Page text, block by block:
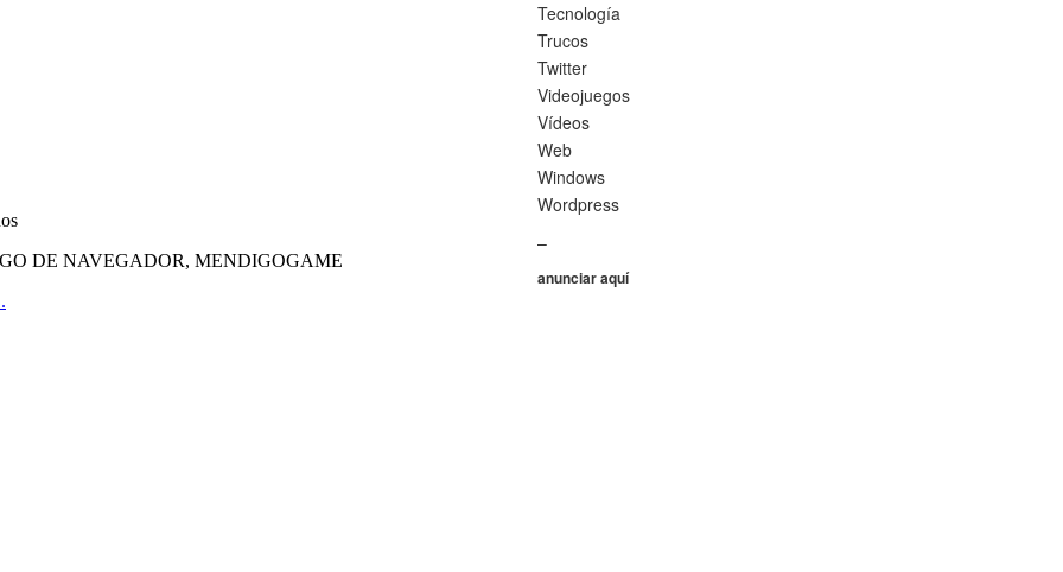
Tecnología
Trucos
Twitter
Videojuegos
Vídeos
Web
Windows
Wordpress
–
anunciar aquí